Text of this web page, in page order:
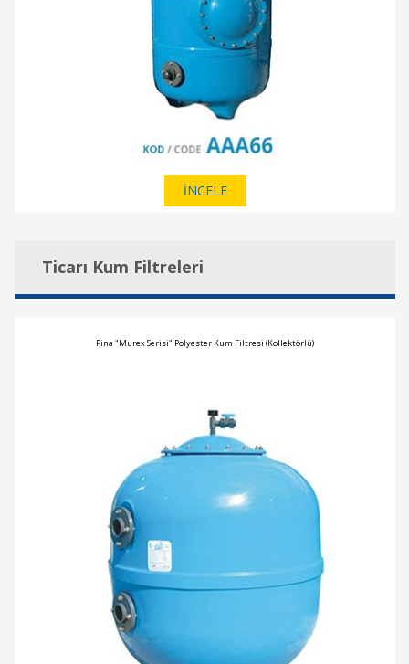
İNCELE
Ticarı Kum Filtreleri
Pina "Murex Serisi" Polyester Kum Filtresi (Kollektörlü)